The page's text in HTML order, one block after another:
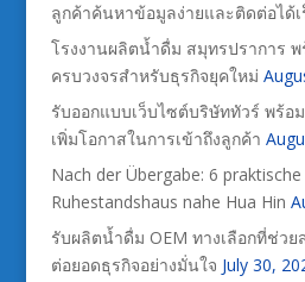
ลูกค้าค้นหาข้อมูลง่ายและติดต่อได้เ
โรงงานผลิตน้ำดื่ม สมุทรปราการ
ครบวงจรสำหรับธุรกิจยุคใหม่
รับออกแบบเว็บไซต์บริษัททัวร์ พร้อม
เพิ่มโอกาสในการเข้าถึงลูกค้า
Nach der Übergabe: 6
Ruhestandshaus nahe Hua Hin
รับผลิตน้ำดื่ม OEM ทางเลือกที่ช่ว
ต่อยอดธุรกิจอย่างมั่นใจ July 30,